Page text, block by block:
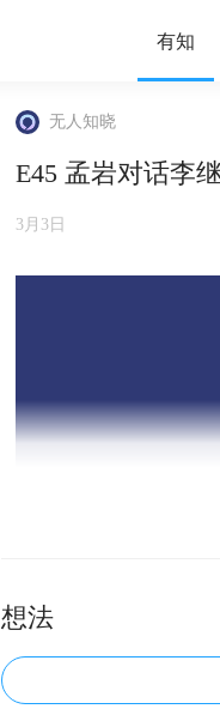
有知
无人知晓
E45 孟岩对话李
3月3日
想法